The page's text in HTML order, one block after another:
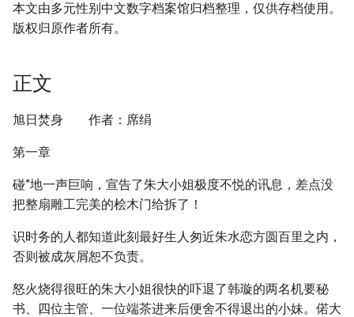
本文由多元性别中文数字档案馆归档整理，仅供存档使用。
版权归原作者所有。
正文
旭日焚身 作者：席绢
第一章
碰”地一声巨响，宣告了朱大小姐极度不悦的讯息，差点没
把整扇雕工完美的桧木门给拆了！
识时务的人都知道此刻最好生人匆近朱水恋方圆百里之内，
否则被成灰屑恕不负责。
怒火烧得很旺的朱大小姐很快的吓退了韩璇的两名机要秘
书、四位主管、一位端茶进来后便舍不得退出的小妹。偌大